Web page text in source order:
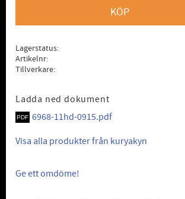
KÖP
Lagerstatus
Artikelnr
Tillverkare
Ladda ned dokument
6968-11hd-0915.pdf
Visa alla produkter från kuryakyn
Ge ett omdöme!